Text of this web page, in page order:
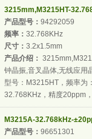
3215mm,M3215HT-
产品型号： 94292059
频率： 32.768KHz
尺寸： 3.2x1.5mm
产品介绍：
钟晶振,音叉晶体,无线应用
型号：M3215HT，频率为
32.768KHz，精度20ppm
M3215A-32.768kHz-
产品型号： 96651301